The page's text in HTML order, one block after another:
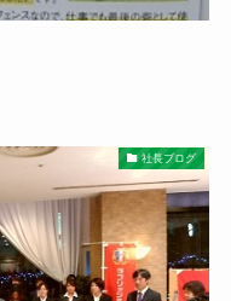
社長ブログ